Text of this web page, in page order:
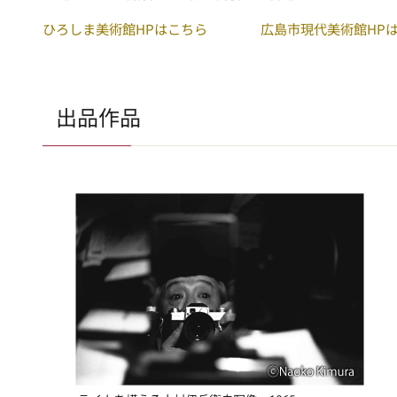
ひろしま美術館HPはこちら
広島市現代美術館HP
出品作品